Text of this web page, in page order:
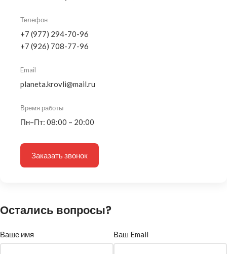
Телефон
+7 (977) 294-70-96
+7 (926) 708-77-96
Email
planeta.krovli@mail.ru
Время работы
Пн–Пт: 08:00 – 20:00
Заказать звонок
Остались вопросы?
Ваше имя Ваш Email